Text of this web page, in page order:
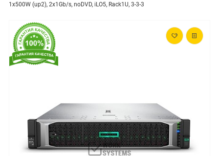
1x500W (up2), 2x1Gb/s, noDVD, iLO5, Rack1U, 3-3-3